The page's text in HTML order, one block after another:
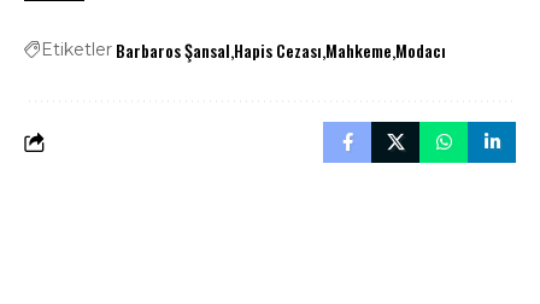
Etiketler Barbaros Şansal Hapis Cezası Mahkeme Modacı